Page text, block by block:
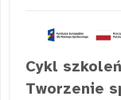
Cykl
Tworzenie